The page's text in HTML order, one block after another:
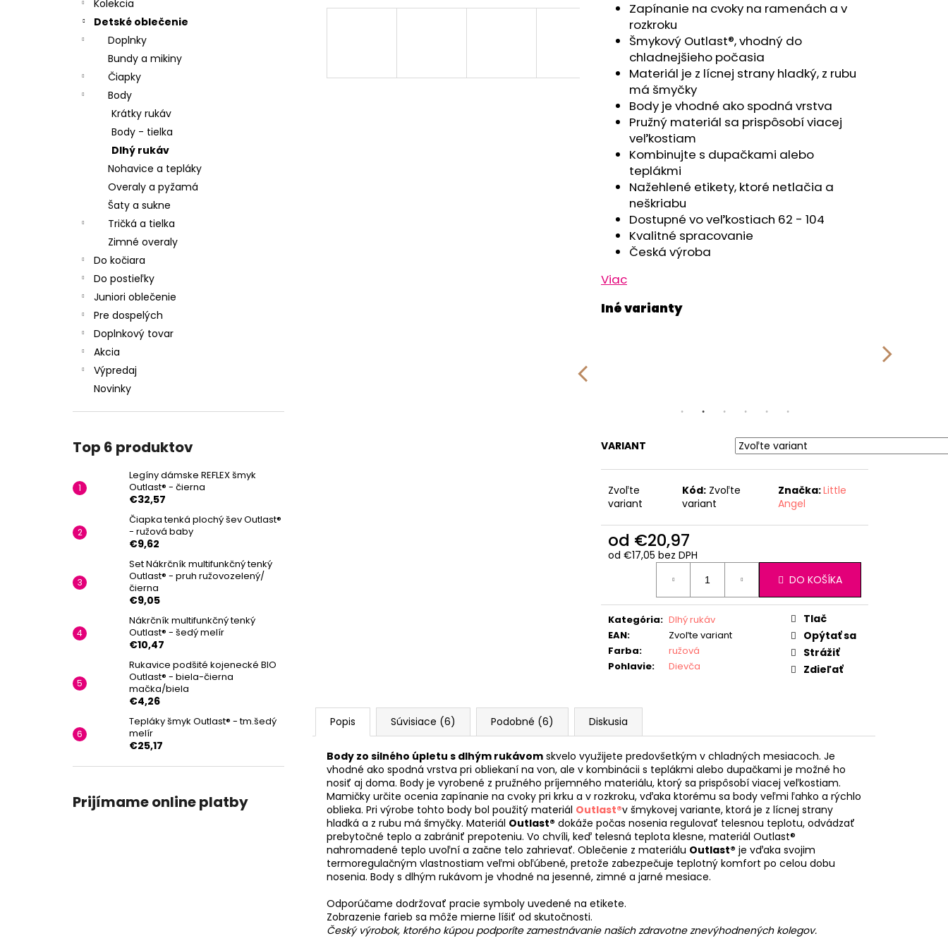
Kolekcia
Detské oblečenie
Doplnky
Bundy a mikiny
Čiapky
Body
Krátky rukáv
Body - tielka
Dlhý rukáv
Nohavice a tepláky
Overaly a pyžamá
Šaty a sukne
Tričká a tielka
Zimné overaly
Do kočiara
Do postieľky
Juniori oblečenie
Pre dospelých
Doplnkový tovar
Akcia
Výpredaj
Novinky
Top 6 produktov
Legíny dámske REFLEX šmyk
Outlast® - čierna
€32,57
Čiapka tenká plochý šev Outlast®
- ružová baby
€9,62
Set Nákrčník multifunkčný tenký
Outlast® - pruh ružovozelený/
čierna
€9,05
Nákrčník multifunkčný tenký
Outlast® - šedý melír
€10,47
Rukavice podšité kojenecké BIO
Outlast® - biela-čierna
mačka/biela
€4,26
Tepláky šmyk Outlast® - tm.šedý
melír
€25,17
Prijímame online platby
Zapínanie na cvoky na ramenách a v
rozkroku
Šmykový Outlast®, vhodný do
chladnejšieho počasia
Materiál je z lícnej strany hladký, z rubu
má šmyčky
Body je vhodné ako spodná vrstva
Pružný materiál sa prispôsobí viacej
veľkostiam
Kombinujte s dupačkami alebo
teplákmi
Nažehlené etikety, ktoré netlačia a
neškriabu
Dostupné vo veľkostiach 62 - 104
Kvalitné spracovanie
Česká výroba
Viac
VARIANT
Zvoľte
variant
Kód: Zvoľte
variant
Značka:Little
Angel
od €20,97
od €17,05 bez DPH
DO KOŠÍKA
Kategória: Dlhý rukáv
EAN:
Zvoľte variant
Farba:
ružová
Pohlavie: Dievča
Tlač
Opýtať sa
Strážiť
Zdieľať
Popis Súvisiace (6) Podobné (6) Diskusia
Body zo silného úpletu s dlhým rukávom skvelo využijete predovšetkým v chladných mesiacoch. Je
vhodné ako spodná vrstva pri obliekaní na von, ale v kombinácii s teplákmi alebo dupačkami je možné ho
nosiť aj doma. Body je vyrobené z pružného príjemného materiálu, ktorý sa prispôsobí viacej veľkostiam.
Mamičky určite ocenia zapínanie na cvoky pri krku a v rozkroku, vďaka ktorému sa body veľmi ľahko a rýchlo
oblieka. Pri výrobe tohto body bol použitý materiál Outlast®v šmykovej variante, ktorá je z lícnej strany
hladká a z rubu má šmyčky. Materiál Outlast® dokáže počas nosenia regulovať telesnou teplotu, odvádzať
prebytočné teplo a zabrániť prepoteniu. Vo chvíli, keď telesná teplota klesne, materiál Outlast®
nahromadené teplo uvoľní a začne telo zahrievať. Oblečenie z materiálu Outlast® je vďaka svojim
termoregulačným vlastnostiam veľmi obľúbené, pretože zabezpečuje teplotný komfort po celou dobu
nosenia. Body s dlhým rukávom je vhodné na jesenné, zimné a jarné mesiace.
Odporúčame dodržovať pracie symboly uvedené na etikete.
Zobrazenie farieb sa môže mierne líšiť od skutočnosti.
Český výrobok, ktorého kúpou podporíte zamestnávanie našich zdravotne znevýhodnených kolegov.
€32,57
Pôvodne: €40,71
ČIERNA
€15,08